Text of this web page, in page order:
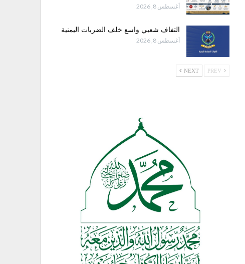
أغسطس 8, 2026
التفاف شعبي واسع خلف الضربات اليمنية
أغسطس 8, 2026
NEXT